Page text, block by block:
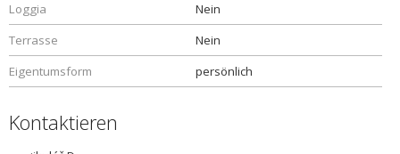
Loggia
Nein
Terrasse
Nein
Eigentumsform
persönlich
Kontaktieren